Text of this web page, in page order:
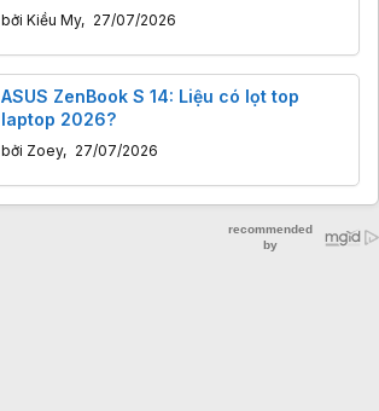
dưới 8GB RAM khó chơi
bởi Kiều My, 27/07/2026
ASUS ZenBook S 14: Liệu có lọt top
laptop 2026?
bởi Zoey, 27/07/2026